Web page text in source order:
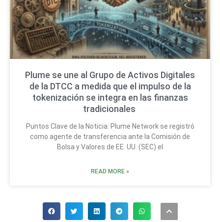
Plume se une al Grupo de Activos Digitales
de la DTCC a medida que el impulso de la
tokenización se integra en las finanzas
tradicionales
Puntos Clave de la Noticia: Plume Network se registró
como agente de transferencia ante la Comisión de
Bolsa y Valores de EE. UU. (SEC) el
READ MORE »